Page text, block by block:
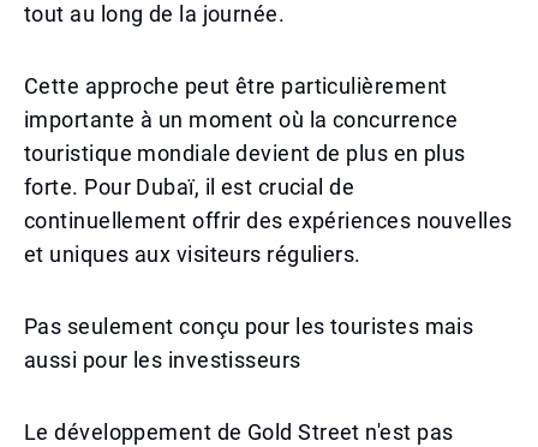
tout au long de la journée.
Cette approche peut être particulièrement
importante à un moment où la concurrence
touristique mondiale devient de plus en plus
forte. Pour Dubaï, il est crucial de
continuellement offrir des expériences nouvelles
et uniques aux visiteurs réguliers.
Pas seulement conçu pour les touristes mais
aussi pour les investisseurs
Le développement de Gold Street n'est pas